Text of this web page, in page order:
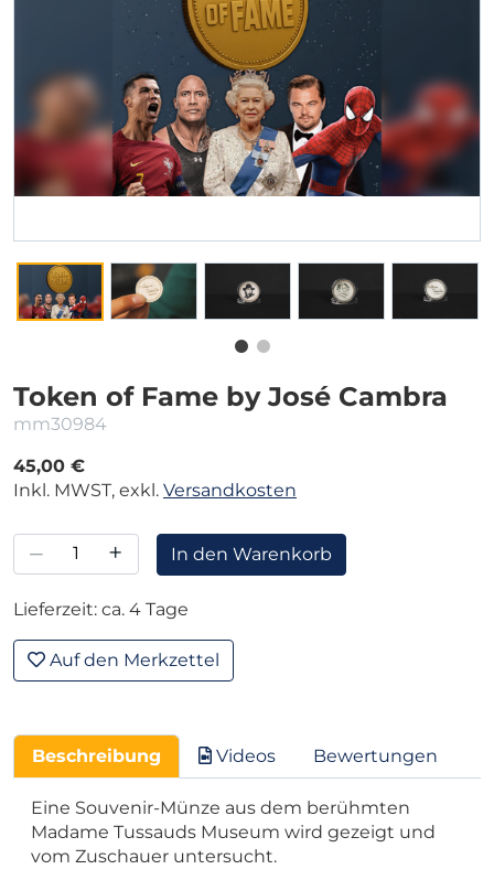
Token of Fame by José Cambra
mm30984
45,00 €
Inkl. MWST, exkl. Versandkosten
– + In den Warenkorb
Lieferzeit: ca. 4 Tage
Auf den Merkzettel
Beschreibung Videos Bewertungen
Eine Souvenir-Münze aus dem berühmten
Madame Tussauds Museum wird gezeigt und
vom Zuschauer untersucht.